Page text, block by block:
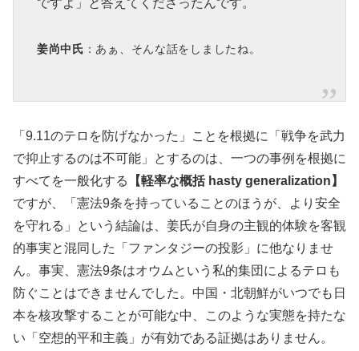
ですよ」と答えてくださったんです。
姜尚中氏 ：あぁ、そんな話をしましたね。
「9.11のテロを防げなかった」ことを根拠に「戦争を武力
で抑止するのは不可能」とするのは、一つの事例を根拠に
すべてを一般化する
【軽率な概括 hasty generalization】
ですが、「憲法9条を持っていることのほうが、より安全
を守れる」という結論は、姜氏が自身の主観的体験を客観
的事実と混同した「ファンタジーの投影」に他なりませ
ん。事実、憲法9条はオウムという私的集団によるテロも
防ぐことはできませんでした。中国・北朝鮮がいつでも日
本を核攻撃することが可能な中、このような実態を持たな
い「空想的平和主義」が有効である証拠はありません。